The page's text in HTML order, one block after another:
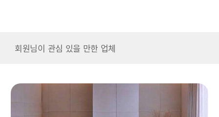
회원님이 관심 있을 만한 업체